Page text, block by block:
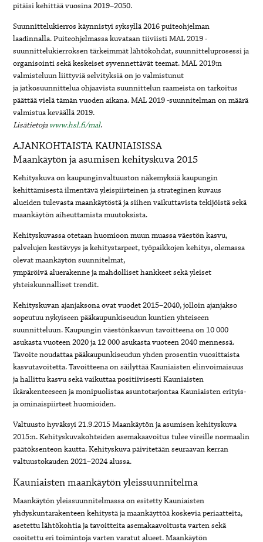
pitäisi kehittää vuosina 2019–2050.
Suunnittelukierros käynnistyi syksyllä 2016 puiteohjelman
laadinnalla. Puiteohjelmassa kuvataan tiiviisti MAL 2019 -
suunnittelukierroksen tärkeimmät lähtökohdat, suunnitteluprosessi ja
organisointi sekä keskeiset syvennettävät teemat. MAL 2019:n
valmisteluun liittyviä selvityksiä on jo valmistunut
ja jatkosuunnittelua ohjaavista suunnittelun raameista on tarkoitus
päättää vielä tämän vuoden aikana. MAL 2019 -suunnitelman on määrä
valmistua keväällä 2019.
Lisätietoja www.hsl.fi/mal.
AJANKOHTAISTA KAUNIAISISSA
Maankäytön ja asumisen kehityskuva 2015
Kehityskuva on kaupunginvaltuuston näkemyksiä kaupungin
kehittämisestä ilmentävä yleispiirteinen ja strateginen kuvaus
alueiden tulevasta maankäytöstä ja siihen vaikuttavista tekijöistä sekä
maankäytön aiheuttamista muutoksista.
Kehityskuvassa otetaan huomioon muun muassa väestön kasvu,
palvelujen kestävyys ja kehitystarpeet, työpaikkojen kehitys, olemassa
olevat maankäytön suunnitelmat,
ympäröivä aluerakenne ja mahdolliset hankkeet sekä yleiset
yhteiskunnalliset trendit.
Kehityskuvan ajanjaksona ovat vuodet 2015–2040, jolloin ajanjakso
sopeutuu nykyiseen pääkaupunkiseudun kuntien yhteiseen
suunnitteluun. Kaupungin väestönkasvun tavoitteena on 10 000
asukasta vuoteen 2020 ja 12 000 asukasta vuoteen 2040 mennessä.
Tavoite noudattaa pääkaupunkiseudun yhden prosentin vuosittaista
kasvutavoitetta. Tavoitteena on säilyttää Kauniaisten elinvoimaisuus
ja hallittu kasvu sekä vaikuttaa positiivisesti Kauniaisten
ikärakenteeseen ja monipuolistaa asuntotarjontaa Kauniaisten erityis-
ja ominaispiirteet huomioiden.
Valtuusto hyväksyi 21.9.2015 Maankäytön ja asumisen kehityskuva
2015:n. Kehityskuvakohteiden asemakaavoitus tulee vireille normaalin
päätöksenteon kautta. Kehityskuva päivitetään seuraavan kerran
valtuustokauden 2021–2024 alussa.
Kauniaisten maankäytön yleissuunnitelma
Maankäytön yleissuunnitelmassa on esitetty Kauniaisten
yhdyskuntarakenteen kehitystä ja maankäyttöä koskevia periaatteita,
asetettu lähtökohtia ja tavoitteita asemakaavoitusta varten sekä
osoitettu eri toimintoja varten varatut alueet. Maankäytön